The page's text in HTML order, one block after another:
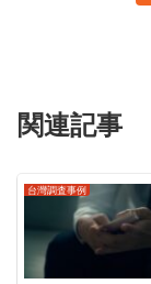
関連記事
台灣調査事例